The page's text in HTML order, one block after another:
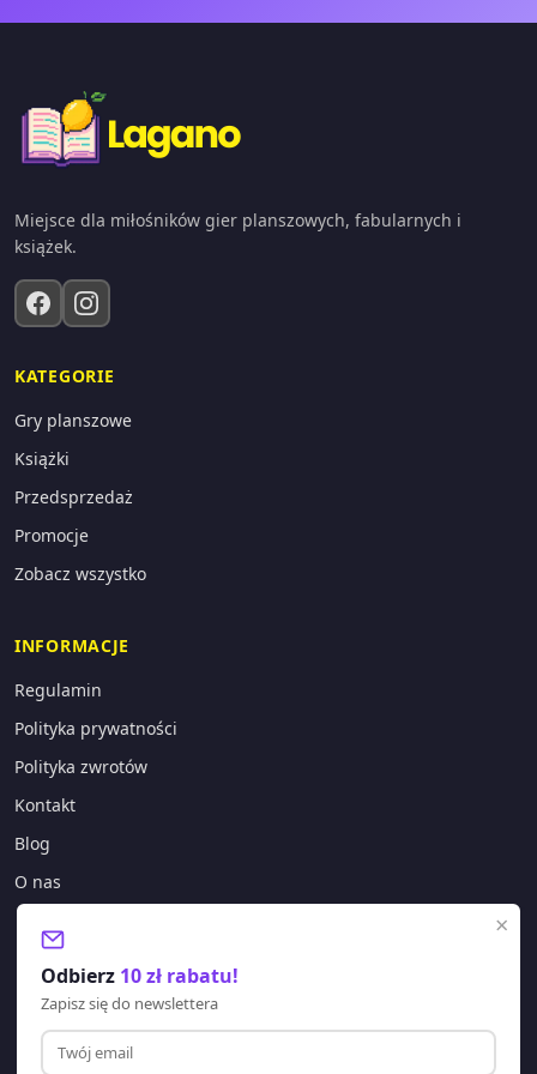
×
Odbierz 10 zł rabatu!
Zapisz się do newslettera
Miejsce dla miłośników gier planszowych, fabularnych i
książek.
KATEGORIE
Gry planszowe
Książki
Przedsprzedaż
Promocje
Zobacz wszystko
INFORMACJE
Regulamin
Polityka prywatności
Polityka zwrotów
Kontakt
Blog
O nas
KONTAKT
sklep@lagano.pl
+48 577 388 303